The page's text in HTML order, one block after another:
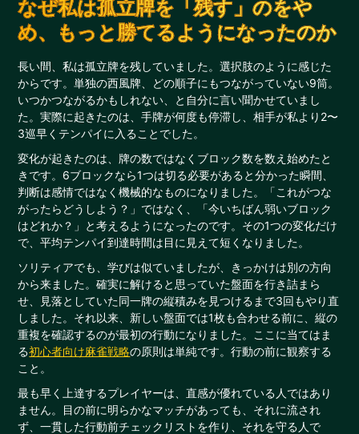
なぜ私は孤立牌を「残す」のをや
め、もっと勝てるようになったのか
長い間、私は孤立牌を残していました。選択肢のように感じた
からです。単独の西風牌、どの順子にもつながっていない9筒。
いつかつながるかもしれない、と自分に言い聞かせていまし
た。実際に起きたのは、手牌が何度も停滞し、相手が私より2〜
3巡早くテンパイに入ることでした。
変化が起きたのは、牌の数ではなくブロック数を数え始めたと
きです。6ブロックなら1つは切る必要があると分かった瞬間、
判断は感情ではなく機械的なものになりました。「これがつな
がったらどうしよう？」ではなく、「今いちばん弱いブロック
はどれか？」と考えるようになったのです。その1つの変化だけ
で、平均テンパイ到達時間は目に見えて短くなりました。
ソリティアでも、学びは似ていましたが、きっかけは別の方向
から来ました。確実に解けると思っていた盤面を行き詰まら
せ、見落としていた同一牌の縦積みを見つけるまで3回もやり直
しました。それ以来、新しい盤面では1枚も合わせる前に、縦の
重複を確認するのが最初の行動になりました。ここに当てはま
る初心者向け麻雀戦略の原則は単純です。行動の前に観察する
こと。
最も早く上達するプレイヤーは、直感が優れている人ではあり
ません。目の前に明らかなマッチがあっても、それに流され
ず、一貫した行動前チェックリストを作り、それを守る人で